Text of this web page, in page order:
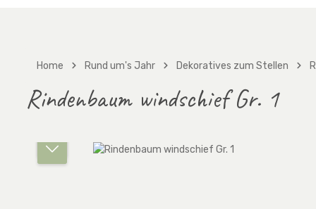
Home Rund um's Jahr Dekoratives zum Stellen
Rindenbaum windschief Gr. 1
Bildergalerie überspringen